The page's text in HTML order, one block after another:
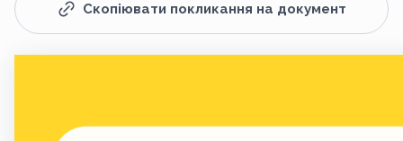
Скопіювати покликання на документ